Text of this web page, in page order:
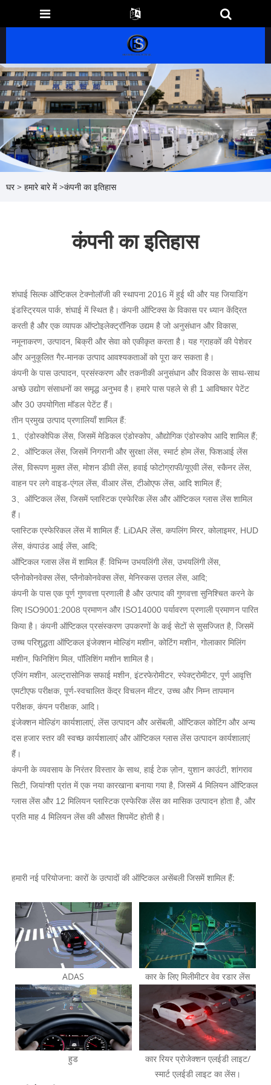
घर > हमारे बारे में >कंपनी का इतिहास
कंपनी का इतिहास
शंघाई सिल्क ऑप्टिकल टेक्नोलॉजी की स्थापना 2016 में हुई थी और यह जियाडिंग
इंडस्ट्रियल पार्क, शंघाई में स्थित है। कंपनी ऑप्टिक्स के विकास पर ध्यान केंद्रित
करती है और एक व्यापक ऑप्टोइलेक्ट्रॉनिक उद्यम है जो अनुसंधान और विकास,
नमूनाकरण, उत्पादन, बिक्री और सेवा को एकीकृत करता है। यह ग्राहकों की पेशेवर
और अनुकूलित गैर-मानक उत्पाद आवश्यकताओं को पूरा कर सकता है।
कंपनी के पास उत्पादन, प्रसंस्करण और तकनीकी अनुसंधान और विकास के साथ-साथ
अच्छे उद्योग संसाधनों का समृद्ध अनुभव है। हमारे पास पहले से ही 1 आविष्कार पेटेंट
और 30 उपयोगिता मॉडल पेटेंट हैं।
तीन प्रमुख उत्पाद प्रणालियाँ शामिल हैं:
1
एंडोस्कोपिक लेंस, जिसमें मेडिकल एंडोस्कोप, औद्योगिक एंडोस्कोप आदि शामिल हैं;
2
ऑप्टिकल लेंस, जिसमें निगरानी और सुरक्षा लेंस, स्मार्ट होम लेंस, फिशआई लेंस
लेंस, विरूपण मुक्त लेंस, मोशन डीवी लेंस, हवाई फोटोग्राफी/यूएवी लेंस, स्कैनर लेंस,
वाहन पर लगे वाइड-एंगल लेंस, वीआर लेंस, टीओएफ लेंस, आदि शामिल हैं;
3
ऑप्टिकल लेंस, जिसमें प्लास्टिक एस्फेरिक लेंस और ऑप्टिकल ग्लास लेंस शामिल
हैं।
प्लास्टिक एस्फेरिकल लेंस में शामिल हैं: LiDAR लेंस, कपलिंग मिरर, कोलाइमर, HUD
लेंस, कंपाउंड आई लेंस, आदि;
ऑप्टिकल ग्लास लेंस में शामिल हैं: विभिन्न उभयलिंगी लेंस, उभयलिंगी लेंस,
प्लैनोकोनवेक्स लेंस, प्लैनोकोनवेक्स लेंस, मेनिस्कस उत्तल लेंस, आदि;
कंपनी के पास एक पूर्ण गुणवत्ता प्रणाली है और उत्पाद की गुणवत्ता सुनिश्चित करने के
लिए ISO9001:2008 प्रमाणन और ISO14000 पर्यावरण प्रणाली प्रमाणन पारित
किया है। कंपनी ऑप्टिकल प्रसंस्करण उपकरणों के कई सेटों से सुसज्जित है, जिसमें
उच्च परिशुद्धता ऑप्टिकल इंजेक्शन मोल्डिंग मशीन, कोटिंग मशीन, गोलाकार मिलिंग
मशीन, फिनिशिंग मिल, पॉलिशिंग मशीन शामिल है।
एजिंग मशीन, अल्ट्रासोनिक सफाई मशीन, इंटरफेरोमीटर, स्पेक्ट्रोमीटर, पूर्ण आवृत्ति
एमटीएफ परीक्षक, पूर्ण-स्वचालित केंद्र विचलन मीटर, उच्च और निम्न तापमान
परीक्षक, कंपन परीक्षक, आदि।
इंजेक्शन मोल्डिंग कार्यशालाएं, लेंस उत्पादन और असेंबली, ऑप्टिकल कोटिंग और अन्य
दस हजार स्तर की स्वच्छ कार्यशालाएं और ऑप्टिकल ग्लास लेंस उत्पादन कार्यशालाएं
हैं।
कंपनी के व्यवसाय के निरंतर विस्तार के साथ, हाई टेक ज़ोन, युशान काउंटी, शांगराव
सिटी, जियांग्शी प्रांत में एक नया कारखाना बनाया गया है, जिसमें 4 मिलियन ऑप्टिकल
ग्लास लेंस और 12 मिलियन प्लास्टिक एस्फेरिक लेंस का मासिक उत्पादन होता है, और
प्रति माह 4 मिलियन लेंस की औसत शिपमेंट होती है।
हमारी नई परियोजना: कारों के उत्पादों की ऑप्टिकल असेंबली जिसमें शामिल हैं:
ADAS कार के लिए मिलीमीटर वेव रडार लेंस
हुड
कार रियर प्रोजेक्शन एलईडी लाइट/
स्मार्ट एलईडी लाइट का लेंस।